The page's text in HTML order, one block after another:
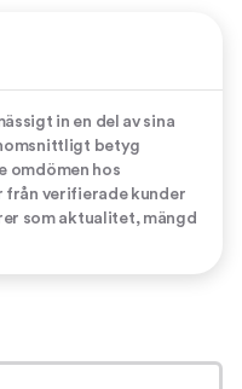
in en del av sina
betyg
omdömen hos
från verifierade kunder
som aktualitet, mängd